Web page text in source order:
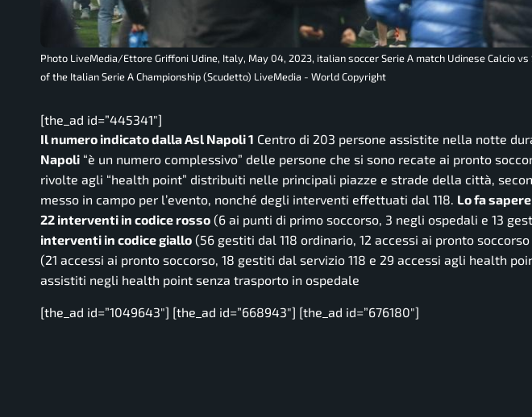
Photo LiveMedia/Ettore Griffoni Udine, Italy, May 04, 2023, italian soccer Serie A match Udinese Calcio
of the Italian Serie A Championship (Scudetto) LiveMedia - World Copyright
[the_ad id=”445341″]
Il numero indicato dalla Asl Napoli 1 Centro di 203 persone assistite nella notte
Napoli “è un numero complessivo” delle persone che si sono recate ai pronto
rivolte agli “health point” distribuiti nelle principali piazze e strade della città,
messo in campo per l’evento, nonché degli interventi effettuati dal 118. Lo fa
22 interventi in codice rosso (6 ai punti di primo soccorso, 3 negli ospedali e 13
interventi in codice giallo (56 gestiti dal 118 ordinario, 12 accessi ai pronto
(21 accessi ai pronto soccorso, 18 gestiti dal servizio 118 e 29 accessi agli health
assistiti negli health point senza trasporto in ospedale
[the_ad id=”1049643″] [the_ad id=”668943″] [the_ad id=”676180″]